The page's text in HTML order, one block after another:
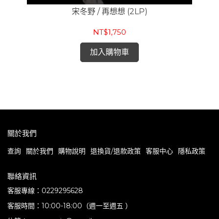
宋冬野 / 再想想 (2LP)
NT$1,750
加入購物車
關於我們
查詢 關於我們 購物說明 退換貨/退款政策 客服中心 隱私政策
聯絡資訊
客服專線：0229295628
客服時間：10:00-18:00（週一至週五 ）